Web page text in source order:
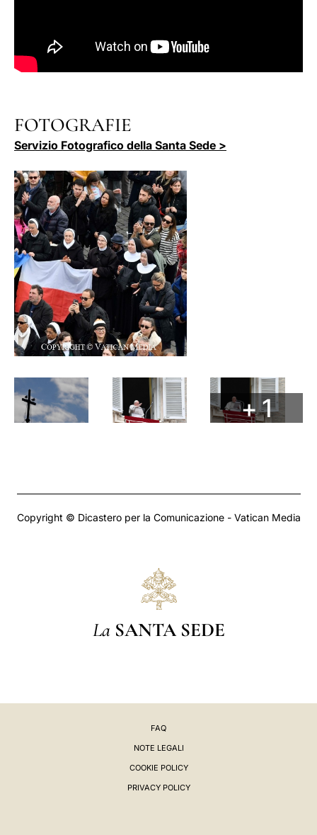
FOTOGRAFIE
Servizio Fotografico della Santa Sede >
+ 1
Copyright © Dicastero per la Comunicazione - Vatican Media
La SANTA SEDE
FAQ
NOTE LEGALI
COOKIE POLICY
PRIVACY POLICY